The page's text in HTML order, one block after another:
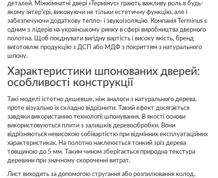
деталей. Міжкімнатні двері «Термінус» грають важливу роль в будь-
якому інтер’єрі, виконуючи не тільки естетичну функцію, але і
забезпечуючи додаткову тепло- і звукоізоляцію. Компанія Terminus є
одним з лідерів на українському ринку в сфері виробництва дверного
полотна. Щоб поєднувати вигідну вартість і високу якість, бренд
виготовляє продукцію з ДСП або МДФ з покриттям з натурального
шпону.
Характеристики шпонованих дверей:
особливості конструкції
Такі моделі істотно дешевше, ніж аналоги з натурального дерева,
проте візуально їх складно відрізнити. Такий ефект досягається
завдяки використанню технології шпонування. В якості основи
використовуються плити з залишків деревообробки. Вони
відрізняються невисокою собівартістю при відмінних експлуатаційних
характеристиках. На полотно наклеюється тонкий зріз дерева
товщиною до 5 мм. Таким чином зберігається природна текстура
деревини при значному скороченні витрат.
Лист виходить за допомогою стругання або розпилювання колод.